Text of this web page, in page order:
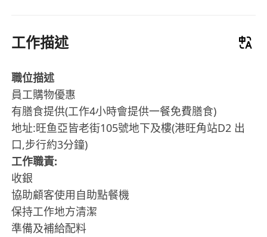
工作描述
職位描述
員工購物優惠
有膳食提供(工作4小時會提供一餐免費膳食)
地址:旺鱼亞皆老街105號地下及樓(港旺角站D2 出
口,步行約3分鐘)
工作職責:
收銀
協助顧客使用自助點餐機
保持工作地方清潔
準備及補給配料